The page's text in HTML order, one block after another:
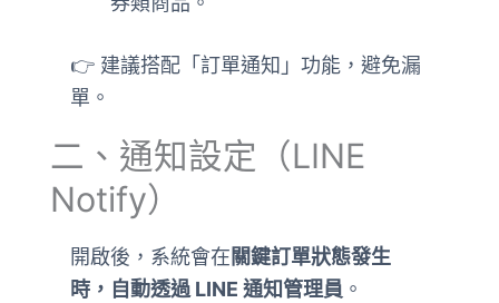
👉 建議搭配「訂單通知」功能，避免漏
單。
二、通知設定（LINE
Notify）
開啟後，系統會在關鍵訂單狀態發生
時，自動透過 LINE 通知管理員 。